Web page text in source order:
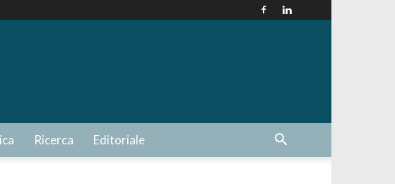
Ricerca Editoriale